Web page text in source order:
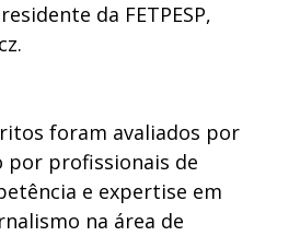
da FETPESP,
foram avaliados por
profissionais de
e expertise em
na área de